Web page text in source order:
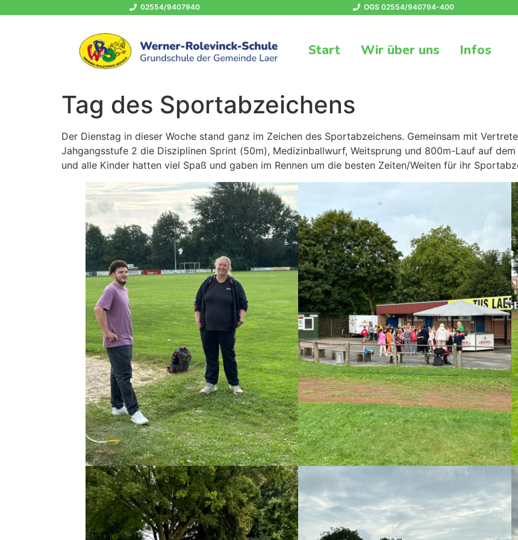
02554/9407940 OGS 02554/940794-400
Start Wir über uns Infos
Tag des Sportabzeichens
Der Dienstag in dieser Woche stand ganz im Zeichen des Sportabzeichens. Gemeinsam mit
Jahgangsstufe 2 die Disziplinen Sprint (50m), Medizinballwurf, Weitsprung und 800m-Lauf auf
und alle Kinder hatten viel Spaß und gaben im Rennen um die besten Zeiten/Weiten für ihr